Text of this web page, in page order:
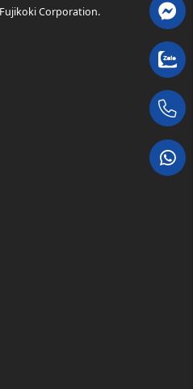
Corporation.